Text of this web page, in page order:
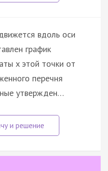
вдоль оси
график
x этой точки от
перечня
утвержден…